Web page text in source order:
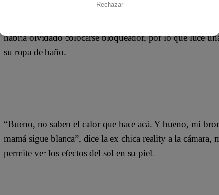
consecuencias de permanecer tanto tiempo bajo el
habría olvidado colocarse bloqueador, por lo que luce
su ropa de baño.
“Bueno, no saben el calor que hace acá. Y bueno, mi
mamá sigue blanca”, dice la ex chica reality a la cámara,
permite ver los efectos del sol en su piel.
Rechazar